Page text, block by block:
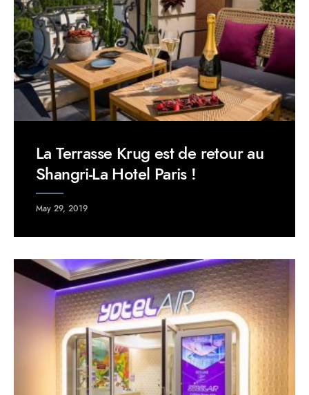
La Terrasse Krug est de retour au
Shangri-La Hotel Paris !
May 29, 2019